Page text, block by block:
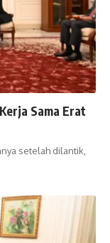
Sama Erat
setelah dilantik,